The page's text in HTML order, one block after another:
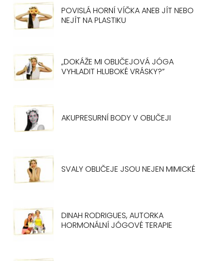
POVISLÁ HORNÍ VÍČKA ANEB JÍT NEBO
NEJÍT NA PLASTIKU
„DOKÁŽE MI OBLIČEJOVÁ JÓGA
VYHLADIT HLUBOKÉ VRÁSKY?”
AKUPRESURNÍ BODY V OBLIČEJI
SVALY OBLIČEJE JSOU NEJEN MIMICKÉ
DINAH RODRIGUES, AUTORKA
HORMONÁLNÍ JÓGOVÉ TERAPIE